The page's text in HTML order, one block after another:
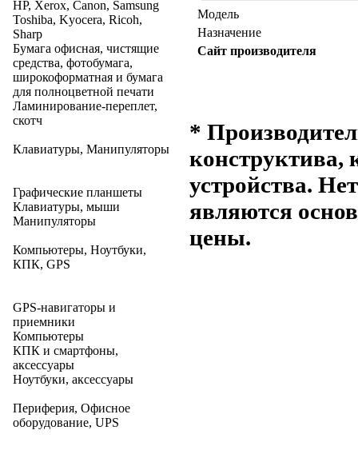
HP, Xerox, Canon, Samsung
Toshiba, Kyocera, Ricoh,
Sharp
Бумага офисная, чистящие
средства, фотобумага,
широкоформатная и бумага
для полноцветной печати
Ламинирование-переплет,
скотч
Клавиатуры, Манипуляторы
Графические планшеты
Клавиатуры, мыши
Манипуляторы
Компьютеры, Ноутбуки,
КПК, GPS
GPS-навигаторы и
приемники
Компьютеры
КПК и смартфоны,
аксессуары
Ноутбуки, аксессуары
Периферия, Офисное
оборудование, UPS
Модель
Назначение
Сайт производителя
*
конструктива,
устройства.
являются
цены.